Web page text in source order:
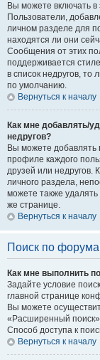
Вы можете включать в
Пользователи,
личном разделе для
находятся ли они
Сообщения от этих
поддерживается
в список недругов,
по умолчанию.
Вернуться к началу
Как мне добавлять/
недругов?
Вы можете добавлять
профиле каждого
друзей или недругов.
личного раздела,
можете также удалять
же странице.
Вернуться к началу
Поиск по
Как мне выполнить
Задайте условие
главной странице
Вы можете
«Расширенный
Способ доступа к
Вернуться к началу